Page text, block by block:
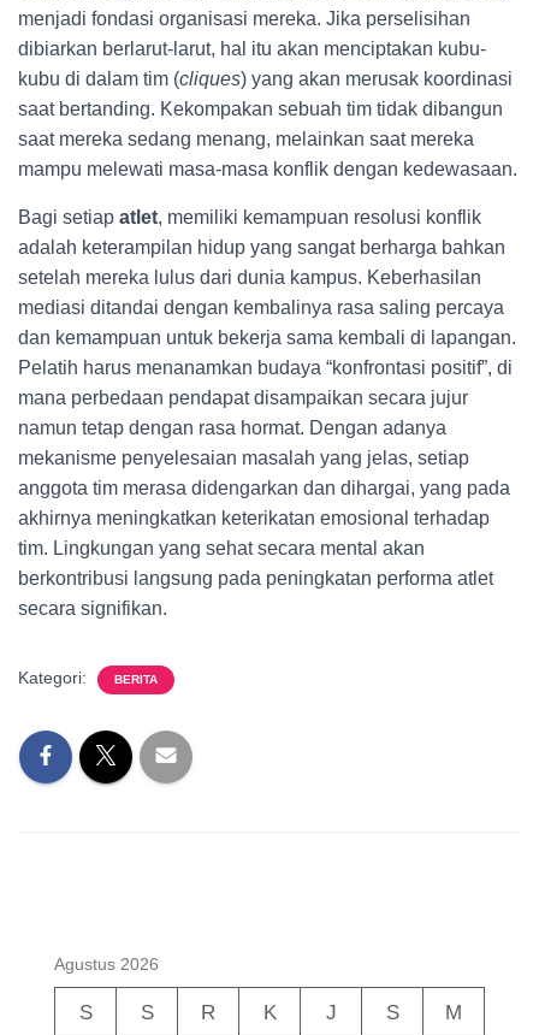
menjadi fondasi organisasi mereka. Jika perselisihan
dibiarkan berlarut-larut, hal itu akan menciptakan kubu-
kubu di dalam tim (cliques) yang akan merusak koordinasi
saat bertanding. Kekompakan sebuah tim tidak dibangun
saat mereka sedang menang, melainkan saat mereka
mampu melewati masa-masa konflik dengan kedewasaan.
Bagi setiap atlet, memiliki kemampuan resolusi konflik
adalah keterampilan hidup yang sangat berharga bahkan
setelah mereka lulus dari dunia kampus. Keberhasilan
mediasi ditandai dengan kembalinya rasa saling percaya
dan kemampuan untuk bekerja sama kembali di lapangan.
Pelatih harus menanamkan budaya “konfrontasi positif”, di
mana perbedaan pendapat disampaikan secara jujur
namun tetap dengan rasa hormat. Dengan adanya
mekanisme penyelesaian masalah yang jelas, setiap
anggota tim merasa didengarkan dan dihargai, yang pada
akhirnya meningkatkan keterikatan emosional terhadap
tim. Lingkungan yang sehat secara mental akan
berkontribusi langsung pada peningkatan performa atlet
secara signifikan.
Kategori: BERITA
Agustus 2026
S S R K J S M